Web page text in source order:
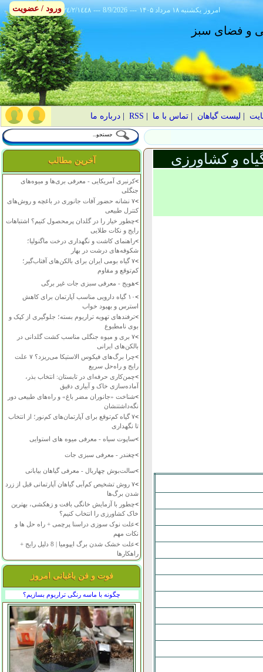
٢٤/٢/١٤٤٨ --- 8/9/2026 --- ۱۴۰۵ يکشنبه ۱۸ مرداد امروز
و فضای سبز
لیست گیاهان |تماس با ما RSS
|درباره ما
آخرین مطالب
>کرنبری آمریکایی - معرفی بری‌ها و میوه‌های
جنگلی
>
۷ نشانه حضور آفات جانوری در باغچه و روش‌های
کنترل طبیعی
>چطور خیار را در گلدان پرمحصول کنیم؟ اشتباهات
رایج و نکات طلایی
>راهنمای کاشت و نگهداری درخت ماگنولیا؛
شکوفه‌های درشت در بهار
>
۷ گیاه بومی ایران برای بالکن‌های آفتاب‌گیر؛
کم‌توقع و مقاوم
>هویج - معرفی سبزی جات غیر برگی
>
۱۰ گیاه دارویی مناسب آپارتمان برای کاهش
استرس و بهبود خواب
>ترفندهای تهویه تراریوم بسته؛ جلوگیری از کپک و
بوی نامطبوع
>
۷ بری و میوه جنگلی مناسب کشت گلدانی در
بالکن‌های ایرانی
>
چرا برگ‌های فیکوس الاستیکا می‌ریزد؟ ۷ علت
رایج و راه‌حل سریع
>چمن‌کاری حرفه‌ای در تابستان: انتخاب بذر،
آماده‌سازی خاک و آبیاری دقیق
>شناخت «جانوران مضر باغ» و راه‌های طبیعی دور
نگه‌داشتنشان
>
۷ گیاه کم‌توقع برای آپارتمان‌های کم‌نور؛ از انتخاب
تا نگهداری
>ساپوت سیاه - معرفی میوه های استوایی
>چغندر - معرفی سبزی جات
>سالت‌بوش چهاربال - معرفی گیاهان بیابانی
>
۷ روش تشخیص کم‌آبی گیاهان آپارتمانی قبل از زرد
شدن برگ‌ها
>چطور با آزمایش خانگی بافت و زهکشی، بهترین
خاک کشاورزی را انتخاب کنیم؟
>علت نوک سوزی دراسنا پرچمی + راه حل ها و
نکات مهم
>
علت خشک شدن برگ ایپومیا | 8 دلیل رایج +
راهکارها
فوت و فن باغبانی امروز
چگونه با ماسه رنگی تراریوم بسازیم؟
و کشاورزی
ورود / عضویت